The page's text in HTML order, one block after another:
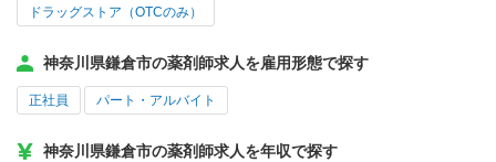
ドラッグストア（OTCのみ）
神奈川県鎌倉市の薬剤師求人を雇用形態で探す
正社員 パート・アルバイト
神奈川県鎌倉市の薬剤師求人を年収で探す